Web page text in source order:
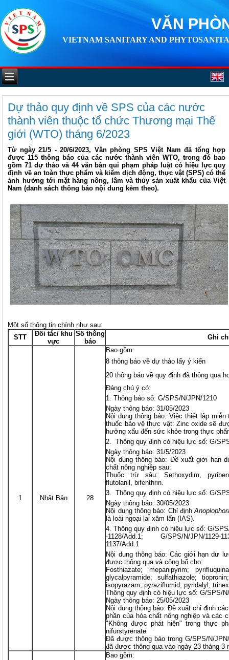
VĂN
VIETNAM SANITARY AND
Dự thảo quy định về SPS của các nước
thành viên thuộc tổ chức Thương mại Thế
giới (WTO) tháng 6/2023
Từ ngày 21/5 - 20/6/2023, Văn phòng SPS Việt Nam đã tổng hợp
được 115 thông báo của các nước thành viên WTO, trong đó bao
gồm 71 dự thảo và 44 văn bản qui phạm pháp luật có hiệu lực quy
định về an toàn thực phẩm và kiểm dịch động, thực vật (SPS) có thể
ảnh hưởng tới mặt hàng nông, lâm và thủy sản xuất khẩu của Việt
Nam (danh sách thông báo nội dung kèm theo).
Một số thông tin chính như sau:
STT
Đối tác/ khu
vực
Số thông
báo
Ghi
1 Nhật Bản 28
Bao gồm:
8 thông báo về dự thảo lấy ý kiến
20 thông báo về quy định đã thông qua
Đáng chú ý có:
Thông báo số: G/SPS/N/JPN/1210
Ngày thông báo: 31/05/2023
Nội dung thông báo: Việc thiết lập
thuốc bảo vệ thực vật: Zinc oxide sẽ
hưởng xấu đến sức khỏe trong thực
Thông quy định có hiệu lực số: G/
Ngày thông báo: 31/5/2023
Nội dung thông báo: Đề xuất giới hạn
chất nông nghiệp sau:
Thuốc trừ sâu: Sethoxydim,
flutolanil, bifenthrin.
Thông quy định có hiệu lực số: G/
Ngày thông báo: 30/05/2023
Nội dung thông báo: Chỉ định
là loài ngoại lai xâm lấn (IAS).
Thông quy định có hiệu lực số: G/
-1128/Add.1; G/SPS/N/JPN/1129-
1137/Add.1
Nội dung thông báo: Các giới hạn dư
được thông qua và công bố cho:
Fosthiazate; mepanipyrim;
glycalpyramide; sulfathiazole;
isopyrazam; pyraziflumid; pyridalyl;
Thông quy định có hiệu lực số: G/SPS/
Ngày thông báo: 25/05/2023
Nội dung thông báo: Đề xuất chỉ định
phần của hóa chất nông nghiệp và các
"Không được phát hiện" trong thực
nifurstyrenate
Đã được thông báo trong G/SPS/N/
đã được thông qua vào ngày 23 tháng 3
Bao gồm: